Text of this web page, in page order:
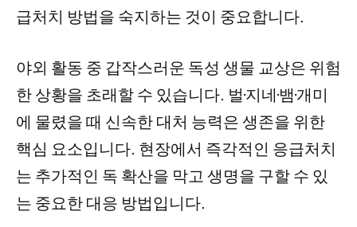
급처치 방법을 숙지하는 것이 중요합니다.
야외 활동 중 갑작스러운 독성 생물 교상은 위험
한 상황을 초래할 수 있습니다. 벌·지네·뱀·개미
에 물렸을 때 신속한 대처 능력은 생존을 위한
핵심 요소입니다. 현장에서 즉각적인 응급처치
는 추가적인 독 확산을 막고 생명을 구할 수 있
는 중요한 대응 방법입니다.